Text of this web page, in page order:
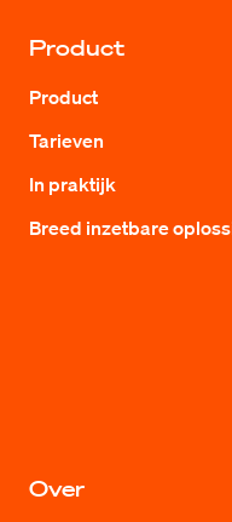
Product
Product
Tarieven
In praktijk
Breed inzetbare
Over